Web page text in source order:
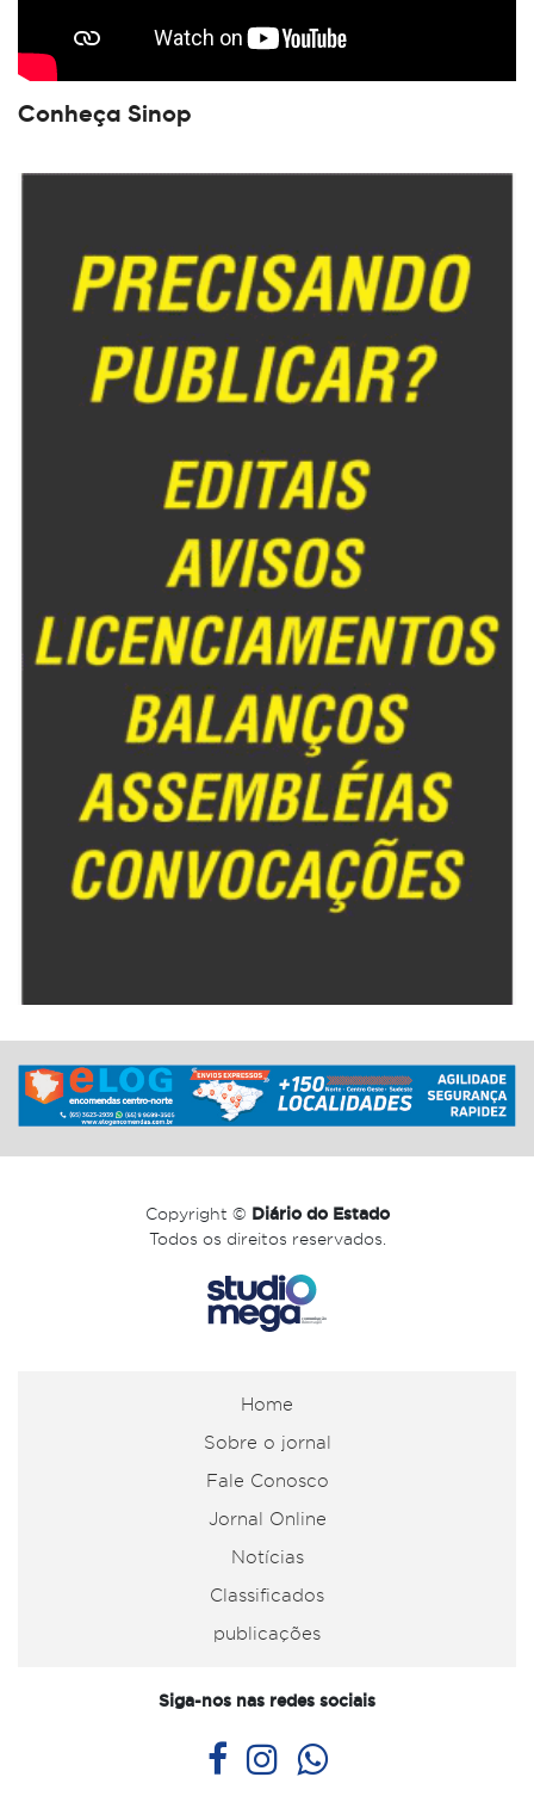
Conheça Sinop
Copyright © Diário do Estado
Todos os direitos reservados.
Home
Sobre o jornal
Fale Conosco
Jornal Online
Notícias
Classificados
publicações
Siga-nos nas redes sociais